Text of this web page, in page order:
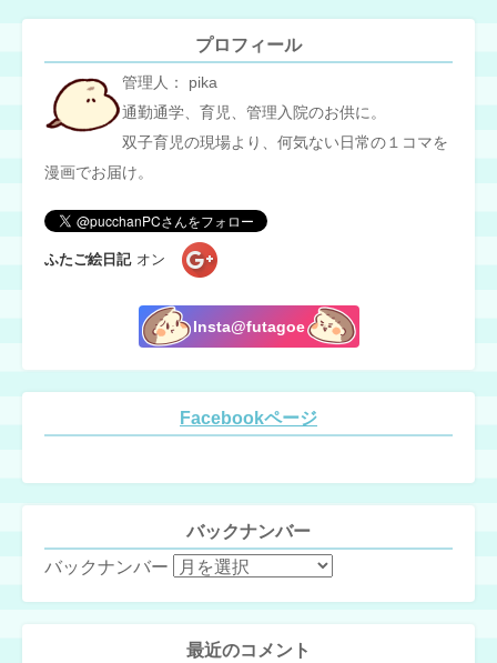
プロフィール
管理人： pika
通勤通学、育児、管理入院のお供に。
双子育児の現場より、何気ない日常の１コマを
漫画でお届け。
ふたご絵日記 オン
Insta@futagoe
Facebookページ
バックナンバー
バックナンバー
最近のコメント